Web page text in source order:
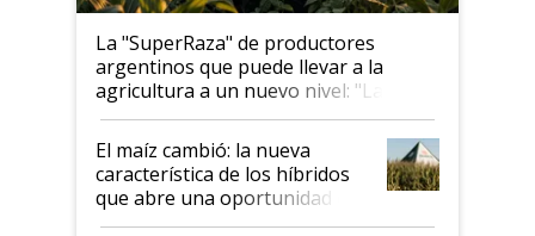
La "SuperRaza" de productores
argentinos que puede llevar a la
agricultura a un nuevo nivel: "Las
posibilidades de crecimiento son
infinitas"
El maíz cambió: la nueva
característica de los híbridos
que abre una oportunidad en
el lote